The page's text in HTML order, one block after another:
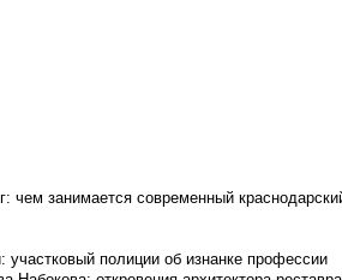
занимается современный
полиции об изнанке профессии